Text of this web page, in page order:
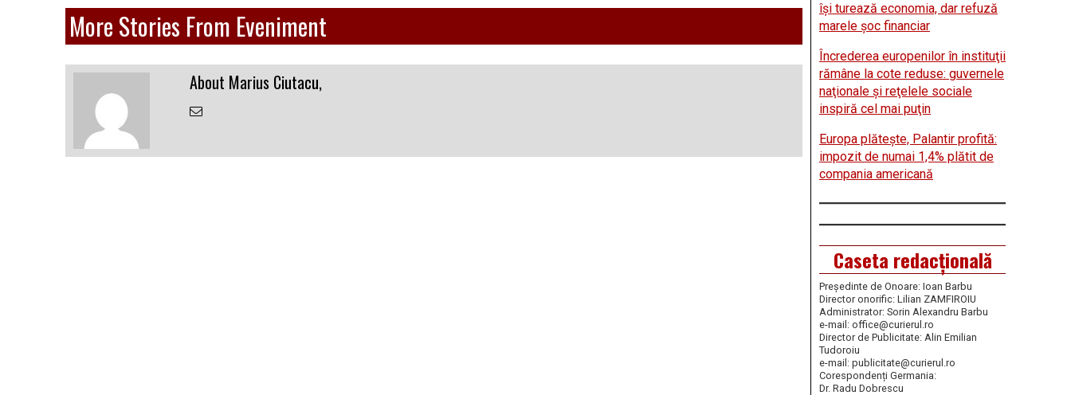
More Stories From Eveniment
About Marius Ciutacu,
Email
îşi turează economia, dar refuză
marele şoc financiar
Încrederea europenilor în instituţii
rămâne la cote reduse: guvernele
naţionale şi reţelele sociale
inspiră cel mai puţin
Europa plăteşte, Palantir profită:
impozit de numai 1,4% plătit de
compania americană
Caseta redacțională
Președinte de Onoare: Ioan Barbu
Director onorific: Lilian ZAMFIROIU
Administrator: Sorin Alexandru Barbu
e-mail: office@curierul.ro
Director de Publicitate: Alin Emilian
Tudoroiu
e-mail: publicitate@curierul.ro
Corespondenți Germania:
Dr. Radu Dobrescu